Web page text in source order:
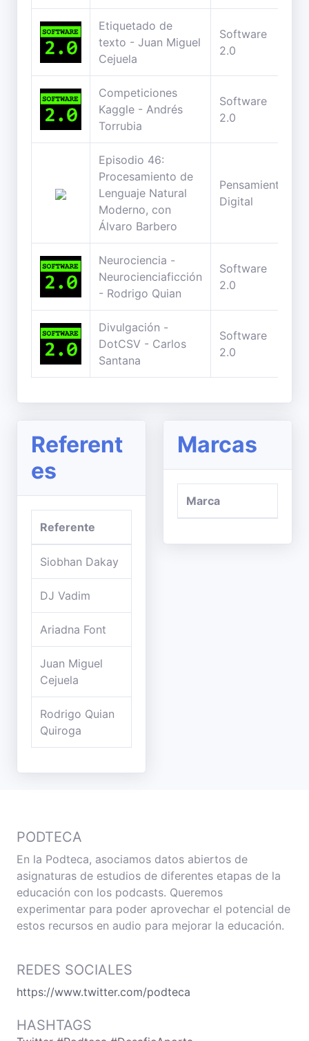
Etiquetado de
texto - Juan Miguel
Cejuela
Software
2.0
Competiciones
Kaggle - Andrés
Torrubia
Software
2.0
Episodio 46:
Procesamiento de
Lenguaje Natural
Moderno, con
Álvaro Barbero
Pensamiento
Digital
Neurociencia -
Neurocienciaficción
- Rodrigo Quian
Software
2.0
Divulgación -
DotCSV - Carlos
Santana
Software
2.0
Referent
es
Referente
Siobhan Dakay
DJ Vadim
Ariadna Font
Juan Miguel
Cejuela
Rodrigo Quian
Quiroga
Marcas
Marca
PODTECA
En la Podteca, asociamos datos abiertos de
asignaturas de estudios de diferentes etapas de la
educación con los podcasts. Queremos
experimentar para poder aprovechar el potencial de
estos recursos en audio para mejorar la educación.
REDES SOCIALES
https://www.twitter.com/podteca
HASHTAGS